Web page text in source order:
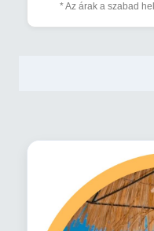
* Az árak a szabad